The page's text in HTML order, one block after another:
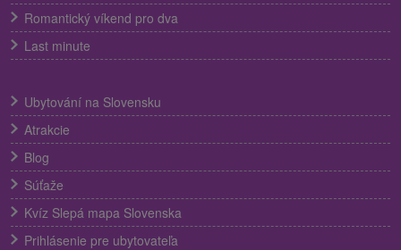
Romantický víkend pro dva
Last minute
Ubytování na Slovensku
Atrakcie
Blog
Súťaže
Kvíz Slepá mapa Slovenska
Prihlásenie pre ubytovateľa